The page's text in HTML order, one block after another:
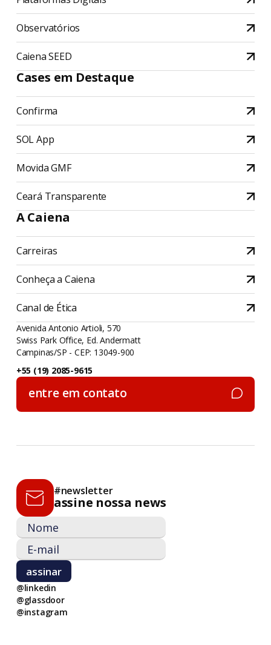
Observatórios
Caiena SEED
Cases em Destaque
Confirma
SOL App
Movida GMF
Ceará Transparente
A Caiena
Carreiras
Conheça a Caiena
Canal de Ética
Avenida Antonio Artioli, 570
Swiss Park Office, Ed. Andermatt
Campinas/SP - CEP: 13049-900
+55 (19) 2085-9615
entre em contato
entre em contato
#newsletter
assine nossa news
@linkedin
@glassdoor
@instagram